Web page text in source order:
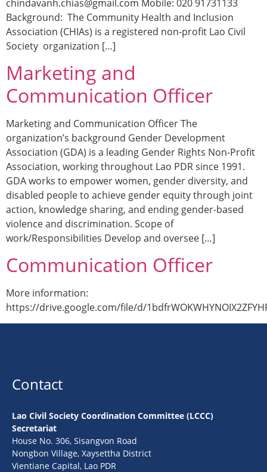
chindavanh.chias@gmail.com Mobile: 020 91731133
Background: The Community Health and Inclusion
Association (CHIAs) is a registered non-profit Lao Civil
Society organization […]
Marketing and
Communication Officer
Marketing and Communication Officer The
organization’s background Gender Development
Association (GDA) is a leading Gender Rights Non-Profit
Association, working throughout Lao PDR since 1991.
GDA works to empower women, gender diversity, and
disabled people to achieve gender equity through joint
action, knowledge sharing, and ending gender-based
violence and discrimination. Scope of
work/Responsibilities Develop and oversee […]
Communication Officer
More information:
https://drive.google.com/file/d/
Contact
Lao Civil Society Coordination Committee (LCCC)
Secretariat
House No. 306, Sisangvon Road
Nongbon Village, Xaysettha District
Vientiane Capital, Lao PDR